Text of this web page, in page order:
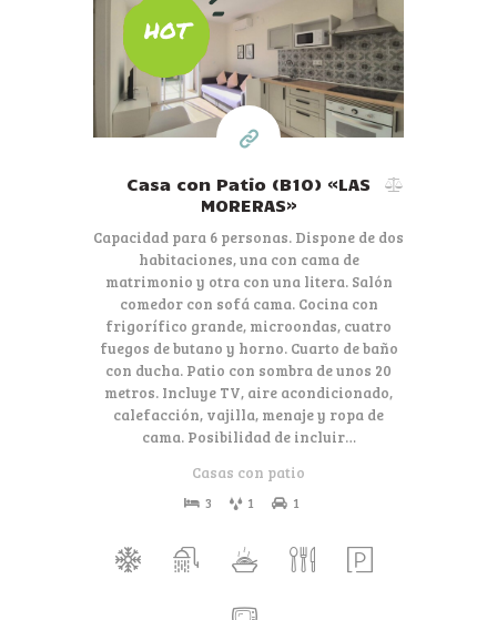
Desde 80€
por día
HOT
Casa con Patio (B10) «LAS
MORERAS»
Capacidad para 6 personas. Dispone de dos
habitaciones, una con cama de
matrimonio y otra con una litera. Salón
comedor con sofá cama. Cocina con
frigorífico grande, microondas, cuatro
fuegos de butano y horno. Cuarto de baño
con ducha. Patio con sombra de unos 20
metros. Incluye TV, aire acondicionado,
calefacción, vajilla, menaje y ropa de
cama. Posibilidad de incluir…
Casas con patio
3 1 1